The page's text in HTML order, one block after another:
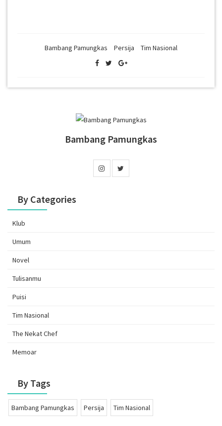
Bambang Pamungkas Persija Tim Nasional
Bambang Pamungkas
By Categories
Klub
Umum
Novel
Tulisanmu
Puisi
Tim Nasional
The Nekat Chef
Memoar
By Tags
Bambang Pamungkas Persija Tim Nasional